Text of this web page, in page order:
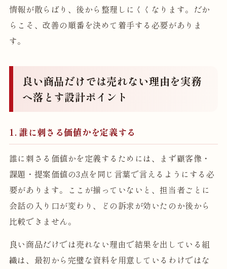
情報が散らばり、後から整理しにくくなります。だか
らこそ、改善の順番を決めて着手する必要がありま
す。
良い商品だけでは売れない理由を実務
へ落とす設計ポイント
1. 誰に刺さる価値かを定義する
誰に刺さる価値かを定義するためには、まず顧客像・
課題・提案価値の3点を同じ言葉で言えるようにする必
要があります。ここが揃っていないと、担当者ごとに
会話の入り口が変わり、どの訴求が効いたのか後から
比較できません。
良い商品だけでは売れない理由で結果を出している組
織は、最初から完璧な資料を用意しているわけではな